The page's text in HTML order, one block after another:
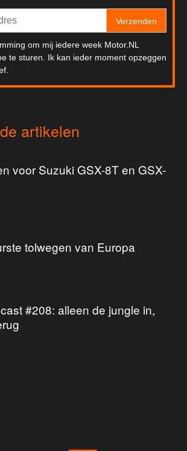
Verzenden
om mij iedere week Motor.NL
te sturen. Ik kan ieder moment opzeggen
artikelen
voor Suzuki GSX-8T en GSX-
tolwegen van Europa
#208: alleen de jungle in,